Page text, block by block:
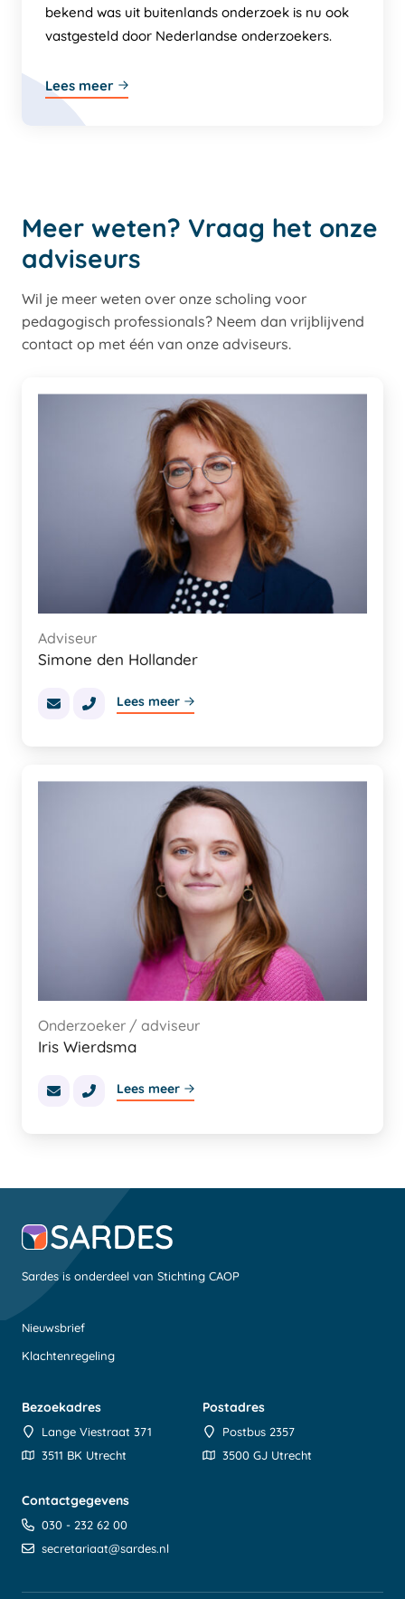
bekend was uit buitenlands onderzoek is nu ook
vastgesteld door Nederlandse onderzoekers.
Lees meer
Meer weten? Vraag het onze
adviseurs
Wil je meer weten over onze scholing voor
pedagogisch professionals? Neem dan vrijblijvend
contact op met één van onze adviseurs.
Simone den Hollander
Adviseur
Lees meer
Iris Wierdsma
Onderzoeker / adviseur
Lees meer
Sardes is onderdeel van Stichting CAOP
Nieuwsbrief
Klachtenregeling
Bezoekadres
Lange Viestraat 371
3511 BK Utrecht
Postadres
Postbus 2357
3500 GJ Utrecht
Contactgegevens
030 - 232 62 00
secretariaat@sardes.nl